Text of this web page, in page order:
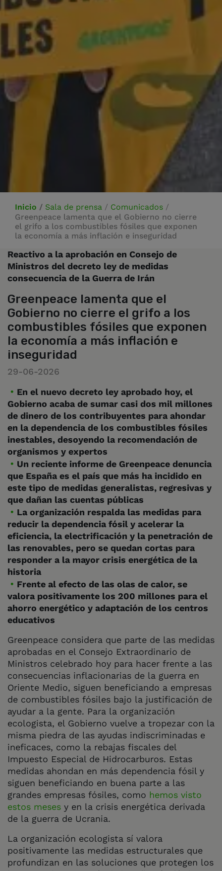
Inicio / Sala de prensa / Comunicados /
Greenpeace lamenta que el Gobierno no cierre
el grifo a los combustibles fósiles que exponen
la economía a más inflación e inseguridad
Reactivo a la aprobación en Consejo de
Ministros del decreto ley de medidas
consecuencia de la Guerra de Irán
Greenpeace lamenta que el
Gobierno no cierre el grifo a los
combustibles fósiles que exponen
la economía a más inflación e
inseguridad
29-06-2026
En el nuevo decreto ley aprobado hoy, el
Gobierno acaba de sumar casi dos mil millones
de dinero de los contribuyentes para ahondar
en la dependencia de los combustibles fósiles
inestables, desoyendo la recomendación de
organismos y expertos
Un reciente informe de Greenpeace denuncia
que España es el país que más ha incidido en
este tipo de medidas generalistas, regresivas y
que dañan las cuentas públicas
La organización respalda las medidas para
reducir la dependencia fósil y acelerar la
eficiencia, la electrificación y la penetración de
las renovables, pero se quedan cortas para
responder a la mayor crisis energética de la
historia
Frente al efecto de las olas de calor, se
valora positivamente los 200 millones para el
ahorro energético y adaptación de los centros
educativos
Greenpeace considera que parte de las medidas
aprobadas en el Consejo Extraordinario de
Ministros celebrado hoy para hacer frente a las
consecuencias inflacionarias de la guerra en
Oriente Medio, siguen beneficiando a empresas
de combustibles fósiles bajo la justificación de
ayudar a la gente. Para la organización
ecologista, el Gobierno vuelve a tropezar con la
misma piedra de las ayudas indiscriminadas e
ineficaces, como la rebajas fiscales del
Impuesto Especial de Hidrocarburos. Estas
medidas ahondan en más dependencia fósil y
siguen beneficiando en buena parte a las
grandes empresas fósiles, como hemos visto
estos meses y en la crisis energética derivada
de la guerra de Ucrania.
La organización ecologista sí valora
positivamente las medidas estructurales que
profundizan en las soluciones que protegen los